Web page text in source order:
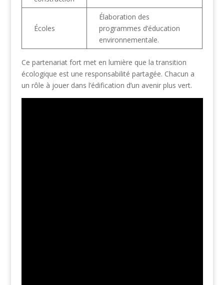
Écoles
Élaboration des
programmes d’éducation
environnementale.
Ce partenariat fort met en lumière que la transition
écologique est une responsabilité partagée. Chacun a
un rôle à jouer dans l’édification d’un avenir plus vert.